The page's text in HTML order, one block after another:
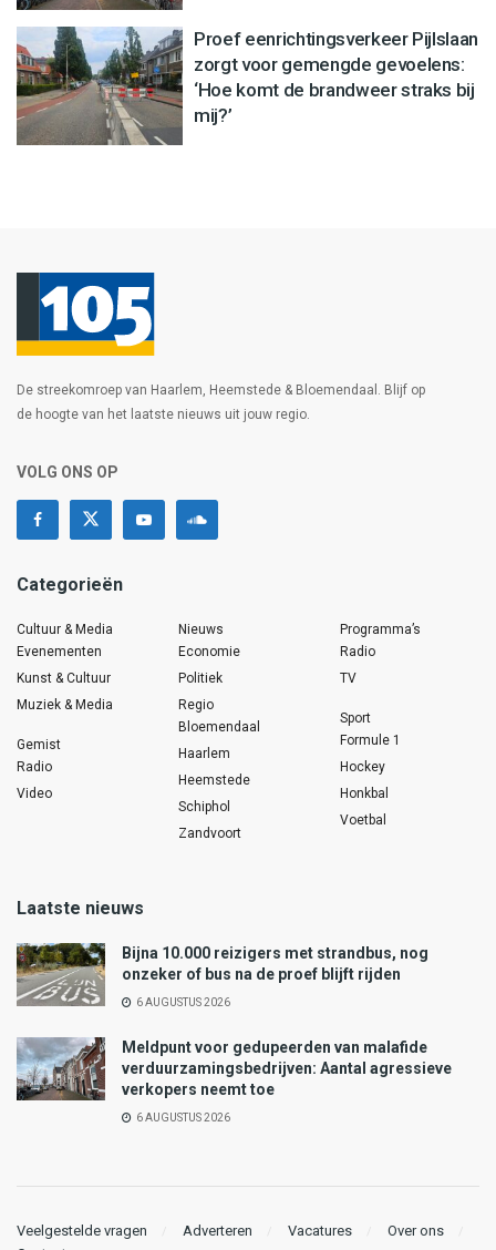
Proef eenrichtingsverkeer Pijlslaan
zorgt voor gemengde gevoelens:
‘Hoe komt de brandweer straks bij
mij?’
De streekomroep van Haarlem, Heemstede & Bloemendaal. Blijf op
de hoogte van het laatste nieuws uit jouw regio.
VOLG ONS OP
Categorieën
Cultuur & Media
Evenementen
Kunst & Cultuur
Muziek & Media
Gemist
Radio
Video
Nieuws
Economie
Politiek
Regio
Bloemendaal
Haarlem
Heemstede
Schiphol
Zandvoort
Programma’s
Radio
TV
Sport
Formule 1
Hockey
Honkbal
Voetbal
Laatste nieuws
Bijna 10.000 reizigers met strandbus, nog
onzeker of bus na de proef blijft rijden
6 AUGUSTUS 2026
Meldpunt voor gedupeerden van malafide
verduurzamingsbedrijven: Aantal agressieve
verkopers neemt toe
6 AUGUSTUS 2026
Veelgestelde vragen Adverteren Vacatures
Over ons